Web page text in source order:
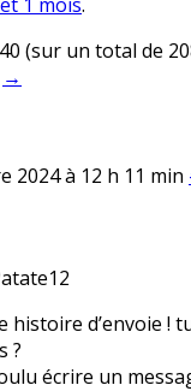
(sur un total de
→
2024 à 12 h 11 min
histoire d’envoie !
?
écrire un